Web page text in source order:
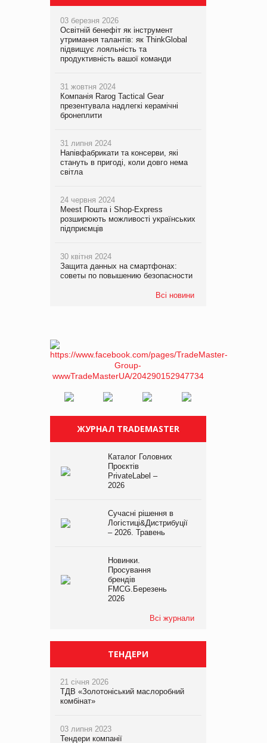
03 березня 2026
Освітній бенефіт як інструмент
утримання талантів: як ThinkGlobal
підвищує лояльність та
продуктивність вашої команди
31 жовтня 2024
Компанія Rarog Tactical Gear
презентувала надлегкі керамічні
бронеплити
31 липня 2024
Напівфабрикати та консерви, які
стануть в пригоді, коли довго нема
світла
24 червня 2024
Meest Пошта і Shop-Express
розширюють можливості українських
підприємців
30 квітня 2024
Защита данных на смартфонах:
советы по повышению безопасности
Всі новини
ЖУРНАЛ TRADEMASTER
Каталог Головних
Проєктів
PrivateLabel –
2026
Сучасні рішення в
Логістиці&Дистрибуції
– 2026. Травень
Новинки.
Просування
брендів
FMCG.Березень
2026
Всі журнали
ТЕНДЕРИ
21 січня 2026
ТДВ «Золотоніський маслоробний
комбінат»
03 липня 2023
Тендери компанії